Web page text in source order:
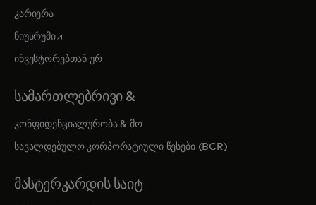
კარიერა
ნიუსრუმიopens in a new tab
ინვესტორებთან ურ
ᲡᲐᲛᲐᲠᲗᲚᲔᲑᲠᲘᲕᲘ &
კონფიდენციალურობა & მო
სავალდებულო კორპორატიული წესები (BCR)
ᲛᲐᲡᲢᲔᲠᲙᲐᲠᲓᲘᲡ ᲡᲐᲘᲢ